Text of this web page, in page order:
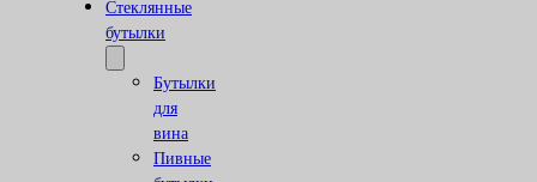
Стеклянные
бутылки
Бутылки
для
вина
Пивные